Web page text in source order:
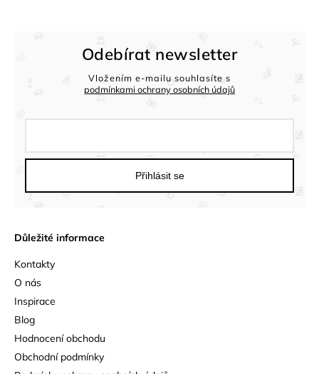
Důležité informace
Kontakty
O nás
Inspirace
Blog
Hodnocení obchodu
Obchodní podmínky
Odebírat newsletter
Vložením e-mailu souhlasíte s
podmínkami ochrany osobních údajů
Přihlásit se